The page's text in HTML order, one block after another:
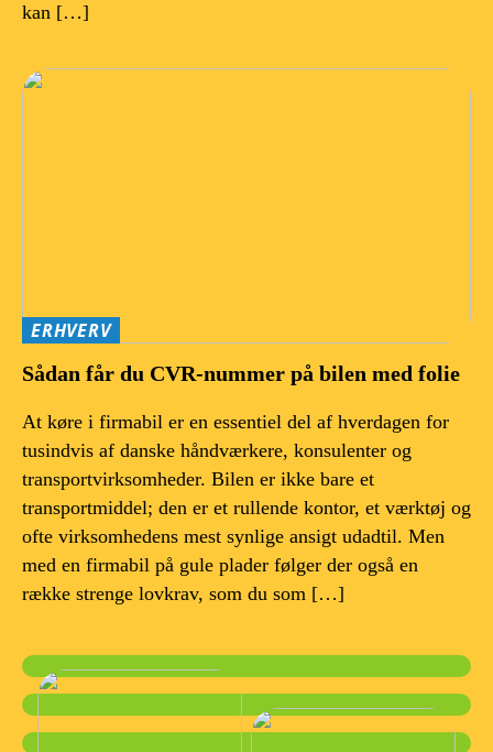
kan […]
ERHVERV
Sådan får du CVR-nummer på bilen med folie
At køre i firmabil er en essentiel del af hverdagen for
tusindvis af danske håndværkere, konsulenter og
transportvirksomheder. Bilen er ikke bare et
transportmiddel; den er et rullende kontor, et værktøj og
ofte virksomhedens mest synlige ansigt udadtil. Men
med en firmabil på gule plader følger der også en
række strenge lovkrav, som du som […]